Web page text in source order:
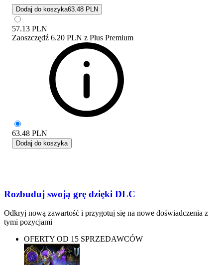
Dodaj do koszyka63.48 PLN
57.13 PLN
Zaoszczędź 6.20 PLN z Plus Premium
63.48 PLN
Dodaj do koszyka
Rozbuduj swoją grę dzięki DLC
Odkryj nową zawartość i przygotuj się na nowe doświadczenia z
tymi pozycjami
OFERTY OD 15 SPRZEDAWCÓW